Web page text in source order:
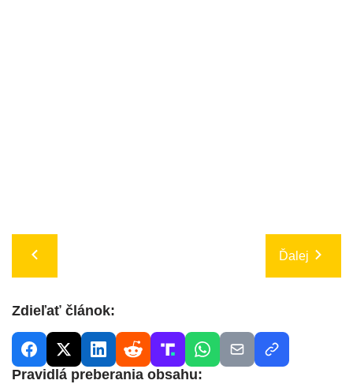
Ďalej
Zdieľať článok:
Pravidlá preberania obsahu: